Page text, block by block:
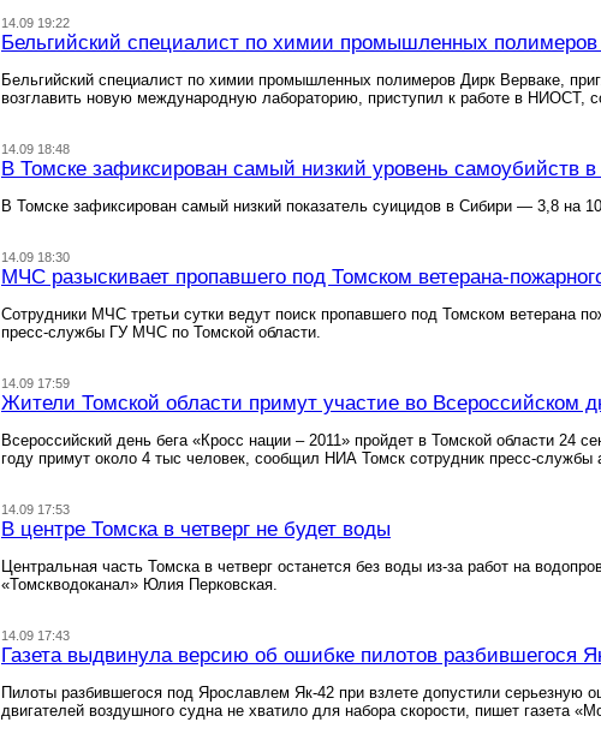
14.09 19:22
Бельгийский специалист по химии промышленных
Бельгийский специалист по химии промышленных полимеров Дирк Верваке,
возглавить новую международную лабораторию, приступил к работе в
14.09 18:48
В Томске зафиксирован самый низкий уровень самоубийств
В Томске зафиксирован самый низкий показатель суицидов в Сибири — 3,8
14.09 18:30
МЧС разыскивает пропавшего под Томском ветерана-
Сотрудники МЧС третьи сутки ведут поиск пропавшего под Томском ветерана
пресс-службы ГУ МЧС по Томской области.
14.09 17:59
Жители Томской области примут участие во Всероссийском
Всероссийский день бега «Кросс нации – 2011» пройдет в Томской области 24
году примут около 4 тыс человек, сообщил НИА Томск сотрудник пресс-службы
14.09 17:53
В центре Томска в четверг не будет воды
Центральная часть Томска в четверг останется без воды из-за работ на
«Томскводоканал» Юлия Перковская.
14.09 17:43
Газета выдвинула версию об ошибке пилотов разбившегося
Пилоты разбившегося под Ярославлем Як-42 при взлете допустили серьезную
двигателей воздушного судна не хватило для набора скорости, пишет газета